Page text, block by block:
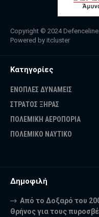
Copyright © 2024
Powered by itcluster
Κατηγορίες
ΕΝΟΠΛΕΣ ΔΥΝΑΜΕΙΣ
ΣΤΡΑΤΟΣ ΞΗΡΑΣ
ΠΟΛΕΜΙΚΗ ΑΕΡΟΠΟΡΙΑ
ΠΟΛΕΜΙΚΟ ΝΑΥΤΙΚΟ
Δημοφιλή
Από το Δοξαρό του
Θρήνος για τους